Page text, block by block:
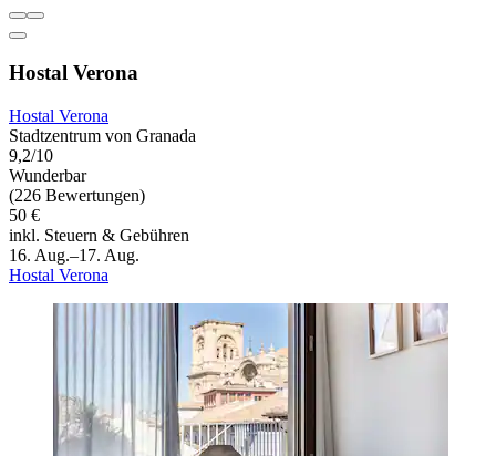
Hostal Verona
Hostal Verona
Stadtzentrum von Granada
9,2/10
Wunderbar
(226 Bewertungen)
50 €
inkl. Steuern & Gebühren
16. Aug.–17. Aug.
Hostal Verona